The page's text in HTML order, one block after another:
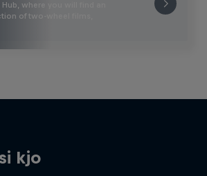
where you will find an
of two-wheel films,
kjo